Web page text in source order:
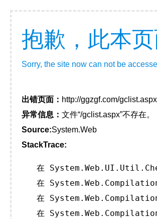
抱歉，此本
Sorry, the site now can not be
出错页面： http://ggzgf.com/
异常信息： 文件“/gclist.aspx”不存在。
Source:System.Web
StackTrace:
在
在
在
在